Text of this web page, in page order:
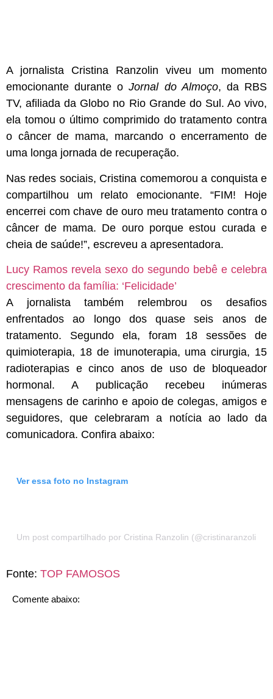
A jornalista Cristina Ranzolin viveu um momento
emocionante durante oJornal do Almoço, da RBS
TV, afiliada da Globo no Rio Grande do Sul. Ao vivo,
ela tomou o último comprimido do tratamento contra
o câncer de mama, marcando o encerramento de
uma longa jornada de recuperação.
Nas redes sociais, Cristina comemorou a conquista e
compartilhou um relato emocionante. “FIM! Hoje
encerrei com chave de ouro meu tratamento contra o
câncer de mama. De ouro porque estou curada e
cheia de saúde!”, escreveu a apresentadora.
Lucy Ramos revela sexo do segundo bebê e celebra
crescimento da família: ‘Felicidade’
A jornalista também relembrou os desafios
enfrentados ao longo dos quase seis anos de
tratamento. Segundo ela, foram 18 sessões de
quimioterapia, 18 de imunoterapia, uma cirurgia, 15
radioterapias e cinco anos de uso de bloqueador
hormonal. A publicação recebeu inúmeras
mensagens de carinho e apoio de colegas, amigos e
seguidores, que celebraram a notícia ao lado da
comunicadora. Confira abaixo:
Ver essa foto no Instagram
Um post compartilhado por Cristina Ranzolin (@cristinaranzolin)
Fonte: TOP FAMOSOS
Comente abaixo: